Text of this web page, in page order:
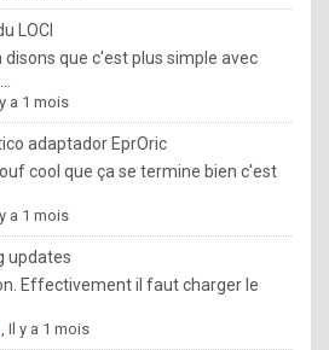
a
n
t
o
n
o
w
h
LOCI
disons que c'est plus simple avec
a 1 mois
adaptador EprOric
cool que ça se termine bien c'est
a 1 mois
updates
Effectivement il faut charger le
,Il y a 1 mois